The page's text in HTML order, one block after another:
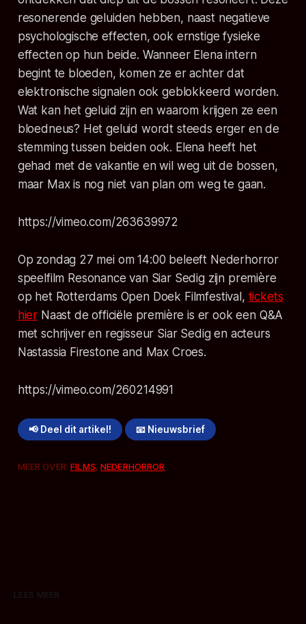
resonerende geluiden hebben, naast negatieve
psychologische effecten, ook ernstige fysieke
effecten op hun beide. Wanneer Elena intern
begint te bloeden, komen ze er achter dat
elektronische signalen ook geblokkeerd worden.
Wat kan het geluid zijn en waarom krijgen ze een
bloedneus? Het geluid wordt steeds erger en de
stemming tussen beiden ook. Elena heeft het
gehad met de vakantie en wil weg uit de bossen,
maar Max is nog niet van plan om weg te gaan.
https://vimeo.com/263639972
Op zondag 27 mei om 14:00 beleeft Nederhorror
speelfilm Resonance van Siar Sedig zijn première
op het Rotterdams Open Doek Filmfestival, tickets
hier Naast de officiële première is er ook een Q&A
met schrijver en regisseur Siar Sedig en acteurs
Nastassia Firestone and Max Croes.
https://vimeo.com/260214991
📢 Deel dit artikel! 📧 Nieuwsbrief
MEER OVER:FILMS,NEDERHORROR
LEES MEER